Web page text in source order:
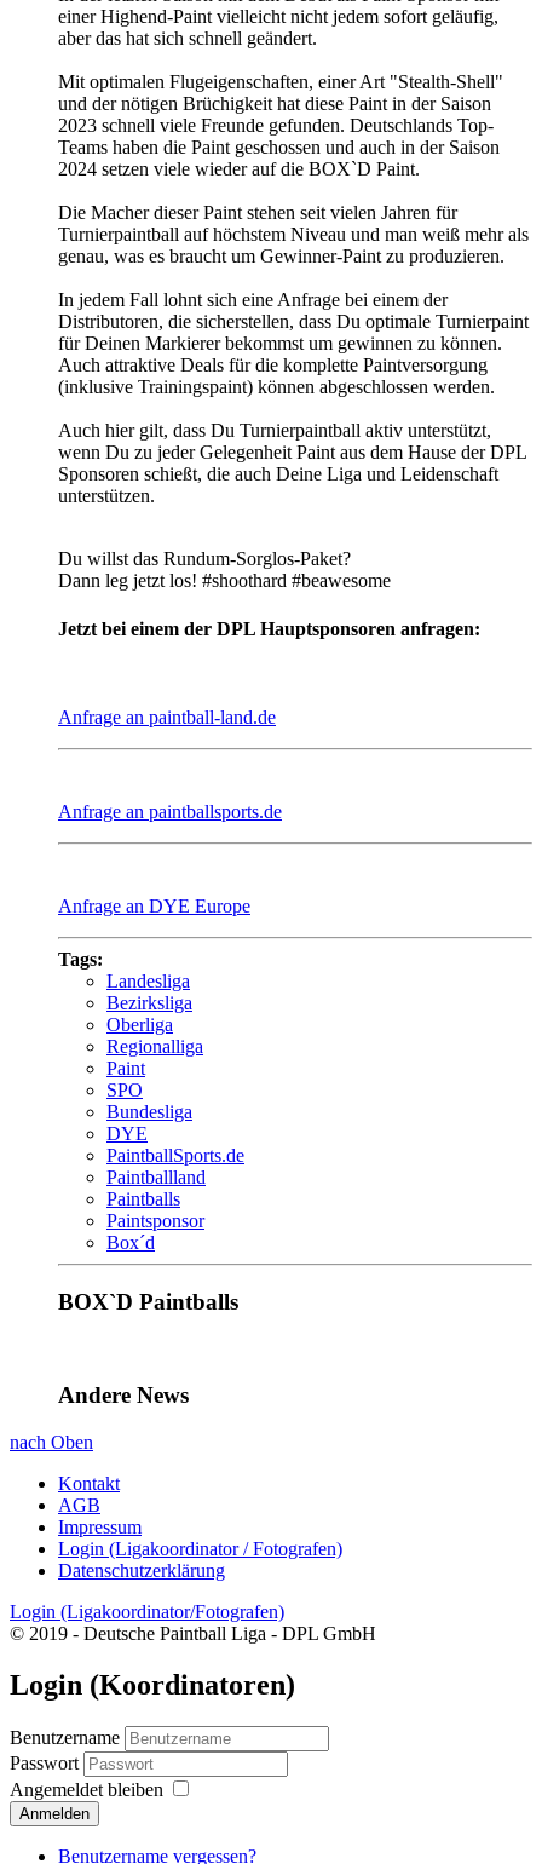
einer Highend-Paint vielleicht nicht jedem sofort geläufig,
aber das hat sich schnell geändert.
Mit optimalen Flugeigenschaften, einer Art "Stealth-Shell"
und der nötigen Brüchigkeit hat diese Paint in der Saison
2023 schnell viele Freunde gefunden. Deutschlands Top-
Teams haben die Paint geschossen und auch in der Saison
2024 setzen viele wieder auf die BOX`D Paint.
Die Macher dieser Paint stehen seit vielen Jahren für
Turnierpaintball auf höchstem Niveau und man weiß mehr als
genau, was es braucht um Gewinner-Paint zu produzieren.
In jedem Fall lohnt sich eine Anfrage bei einem der
Distributoren, die sicherstellen, dass Du optimale Turnierpaint
für Deinen Markierer bekommst um gewinnen zu können.
Auch attraktive Deals für die komplette Paintversorgung
(inklusive Trainingspaint) können abgeschlossen werden.
Auch hier gilt, dass Du Turnierpaintball aktiv unterstützt,
wenn Du zu jeder Gelegenheit Paint aus dem Hause der DPL
Sponsoren schießt, die auch Deine Liga und Leidenschaft
unterstützen.
Du willst das Rundum-Sorglos-Paket?
Dann leg jetzt los! #shoothard #beawesome
Jetzt bei einem der DPL Hauptsponsoren anfragen:
Anfrage an paintball-land.de
Anfrage an paintballsports.de
Anfrage an DYE Europe
Tags:
Landesliga
Bezirksliga
Oberliga
Regionalliga
Paint
SPO
Bundesliga
DYE
PaintballSports.de
Paintballland
Paintballs
Paintsponsor
Box´d
BOX`D Paintballs
Andere News
nach Oben
Kontakt
AGB
Impressum
Login (Ligakoordinator / Fotografen)
Datenschutzerklärung
Login (Ligakoordinator/Fotografen)
© 2019 - Deutsche Paintball Liga - DPL GmbH
Login (Koordinatoren)
Benutzername
Passwort
Angemeldet bleiben
Anmelden
Benutzername vergessen?